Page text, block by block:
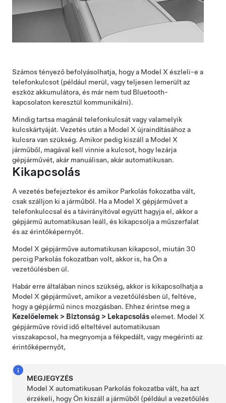
Számos tényező befolyásolhatja, hogy a Model X észleli-e a
telefonkulcsot (például merül, vagy teljesen lemerült az
eszköz akkumulátora, és már nem tud Bluetooth-
kapcsolaton keresztül kommunikálni).
Mindig tartsa magánál telefonkulcsát vagy valamelyik
kulcskártyáját. Vezetés után a Model X újraindításához a
kulcsra van szükség. Amikor pedig kiszáll a Model X
járműből, magával kell vinnie a kulcsot, hogy lezárja
gépjárművét, akár manuálisan, akár automatikusan.
Kikapcsolás
A vezetés befejeztekor és amikor Parkolás fokozatba vált,
csak szálljon ki a járműből. Ha a Model X gépjárműveta
telefonkulccsal és a távirányítóval együtt hagyja el, akkor a
gépjármű automatikusan leáll, és kikapcsoljaa műszerfalat
és az érintőképernyőt.
Model X gépjárműve automatikusan kikapcsol, miután 30
percig Parkolás fokozatban volt, akkor is, ha Ön a
vezetőülésben ül.
Habár erre általában nincs szükség, akkor is kikapcsolhatja a
Model X gépjárművet, amikor a vezetőülésben ül, feltéve,
hogy a gépjármű nincs mozgásban. Ehhez érintse meg a
Kezelőelemek > Biztonság > Lekapcsoláselemet. Model X
gépjárműve rövid idő elteltével automatikusan
visszakapcsol, ha megnyomja a fékpedált, vagy megérinti az
érintőképernyőt,
MEGJEGYZÉS
Model X automatikusan Parkolás fokozatba vált, ha azt
érzékeli, hogy Ön kiszáll a járműből (például a vezetőülés